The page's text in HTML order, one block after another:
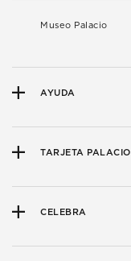
Museo Palacio
AYUDA
TARJETA PALACIO
CELEBRA